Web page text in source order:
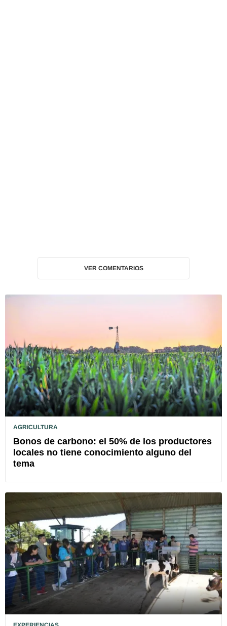
VER COMENTARIOS
AGRICULTURA
Bonos de carbono: el 50% de los productores
locales no tiene conocimiento alguno del
tema